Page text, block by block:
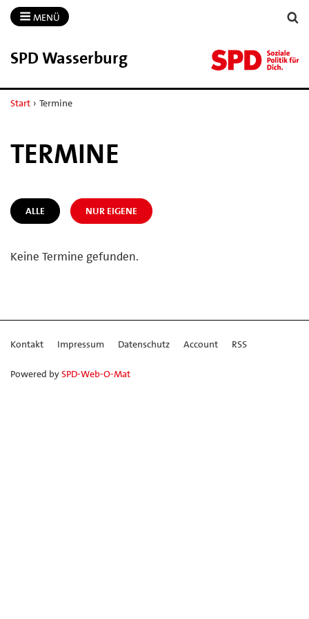
MENÜ
SPD Wasserburg
Start › Termine
TERMINE
ALLE NUR EIGENE
Keine Termine gefunden.
Kontakt Impressum Datenschutz Account RSS
Powered bySPD-Web-O-Mat